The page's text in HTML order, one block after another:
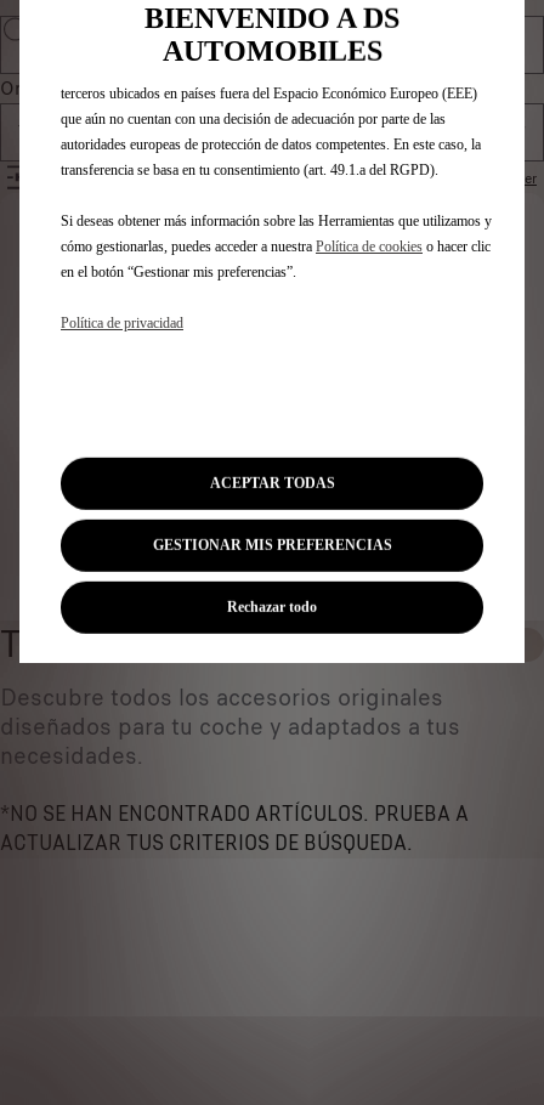
Ordenar por
Todos los productos
FILTROS Restablecer
Identifica tu vehículo
ver los accesorios compatibles
Número de matrícula*
TODOS LOS PRODUCTOS
Descubre todos los accesorios originales
diseñados ​​para tu coche y adaptados a tus
necesidades.
*NO SE HAN ENCONTRADO ARTÍCULOS. PRUEBA A
ACTUALIZAR TUS CRITERIOS DE BÚSQUEDA.
BIENVENIDO A DS
AUTOMOBILES
búsqueda, y contribuyen a mejorar lo que te ofrecemos. Nuestro sitio web
también puede utilizar Herramientas de terceros para mostrar publicidad
terceros ubicados en países fuera del Espacio Económico Europeo (EEE)
que aún no cuentan con una decisión de adecuación por parte de las
autoridades europeas de protección de datos competentes. En este caso, la
transferencia se basa en tu consentimiento (art. 49.1.a del RGPD).
Si deseas obtener más información sobre las Herramientas que utilizamos y
cómo gestionarlas, puedes acceder a nuestra Política de cookies o hacer clic
en el botón “Gestionar mis preferencias”.
Política de privacidad
GESTIONAR MIS PREFERENCIAS
ACEPTAR TODAS
Rechazar todo